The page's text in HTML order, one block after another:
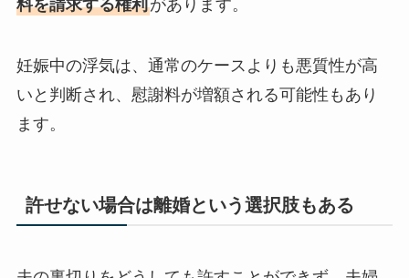
料を請求する権利があります。
妊娠中の浮気は、通常のケースよりも悪質性が高
いと判断され、慰謝料が増額される可能性もあり
ます。
許せない場合は離婚という選択肢もある